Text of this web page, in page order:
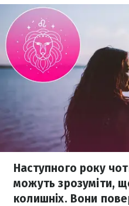
Наступного року
можуть зрозуміти,
колишніх. Вони